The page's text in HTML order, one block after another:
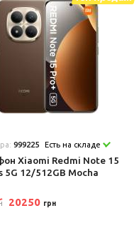
999225 Есть на складе
Xiaomi Redmi Note 15
5G 12/512GB Mocha
20250 грн